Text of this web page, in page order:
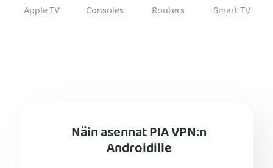
Apple TV Consoles Routers Smart TV
Näin asennat PIA VPN:n
Androidille